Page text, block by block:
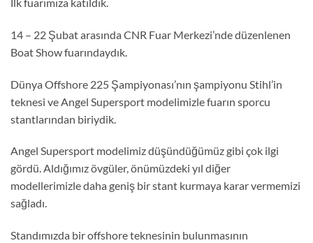
14 – 22 Şubat arasında CNR Fuar Merkezi’nde düzenlenen
Boat Show fuarındaydık.
Dünya Offshore 225 Şampiyonası’nın şampiyonu Stihl’in
teknesi ve Angel Supersport modelimizle fuarın sporcu
stantlarından biriydik.
Angel Supersport modelimiz düşündüğümüz gibi çok ilgi
gördü. Aldığımız övgüler, önümüzdeki yıl diğer
modellerimizle daha geniş bir stant kurmaya karar vermemizi
sağladı.
Standımızda bir offshore teknesinin bulunmasının